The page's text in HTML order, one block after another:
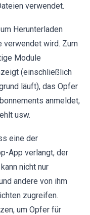
verwendet.
Herunterladen
verwendet wird. Zum
Module
(einschließlich
läuft), das Opfer
anmeldet,
usw.
eine der
App verlangt, der
nicht nur
andere von ihm
zugreifen.
um Opfer für